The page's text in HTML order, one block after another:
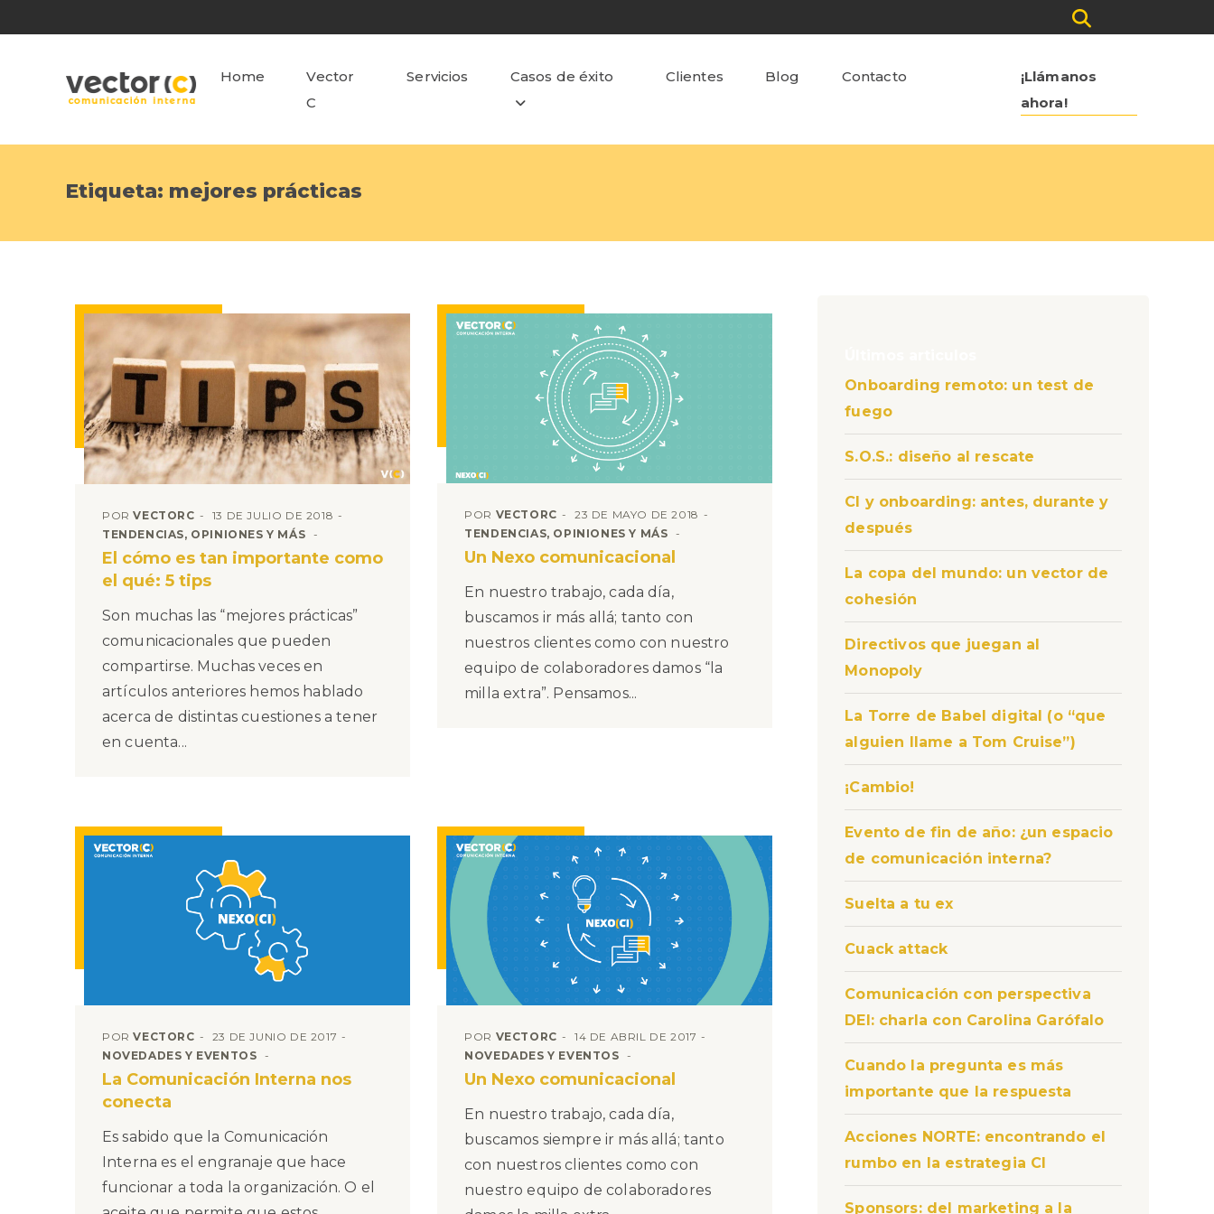
Home
Vector
C
Servicios Casos de éxito Clientes Blog Contacto
¡Llámanos
ahora!
Etiqueta: mejores prácticas
PORVECTORC
13 DE JULIO DE 2018
TENDENCIAS, OPINIONES Y MÁS
El cómo es tan importante como
el qué: 5 tips
Son muchas las “mejores prácticas”
comunicacionales que pueden
compartirse. Muchas veces en
artículos anteriores hemos hablado
acerca de distintas cuestiones a tener
en cuenta...
POR VECTORC
23 DE MAYO DE 2018
TENDENCIAS, OPINIONES Y MÁS
Un Nexo comunicacional
En nuestro trabajo, cada día,
buscamos ir más allá; tanto con
nuestros clientes como con nuestro
equipo de colaboradores damos “la
milla extra”. Pensamos...
PORVECTORC
23 DE JUNIO DE 2017
NOVEDADES Y EVENTOS
La Comunicación Interna nos
conecta
Es sabido que la Comunicación
Interna es el engranaje que hace
funcionar a toda la organización. O el
POR VECTORC
14 DE ABRIL DE 2017
NOVEDADES Y EVENTOS
Un Nexo comunicacional
En nuestro trabajo, cada día,
buscamos siempre ir más allá; tanto
con nuestros clientes como con
nuestro equipo de colaboradores
Onboarding remoto: un test de
fuego
S.O.S.: diseño al rescate
CI y onboarding: antes, durante y
después
La copa del mundo: un vector de
cohesión
Directivos que juegan al
Monopoly
La Torre de Babel digital (o “que
alguien llame a Tom Cruise”)
¡Cambio!
Evento de fin de año: ¿un espacio
de comunicación interna?
Suelta a tu ex
Cuack attack
Comunicación con perspectiva
DEI: charla con Carolina Garófalo
Cuando la pregunta es más
importante que la respuesta
Acciones NORTE: encontrando el
rumbo en la estrategia CI
Sponsors: del marketing a la